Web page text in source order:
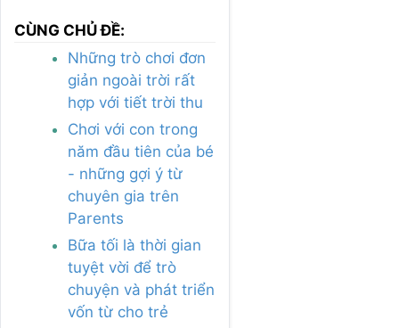
CÙNG CHỦ ĐỀ:
Những trò chơi đơn
giản ngoài trời rất
hợp với tiết trời thu
Chơi với con trong
năm đầu tiên của bé
- những gợi ý từ
chuyên gia trên
Parents
Bữa tối là thời gian
tuyệt vời để trò
chuyện và phát triển
vốn từ cho trẻ